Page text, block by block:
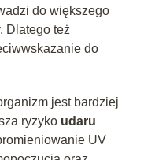
do większego
Dlatego też
do
jest bardziej
ryzyko udaru
UV